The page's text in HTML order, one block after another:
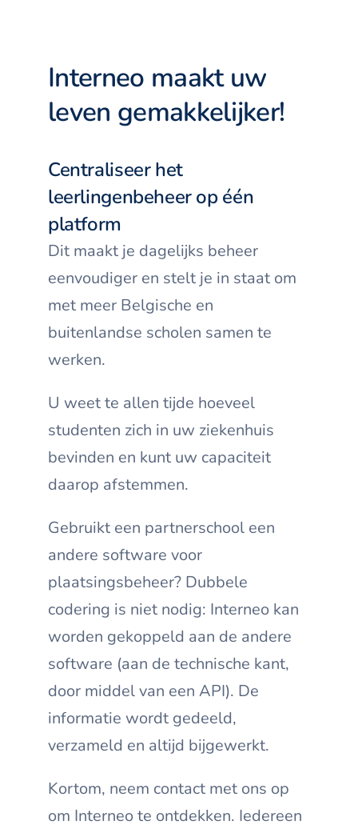
Interneo maakt uw
leven gemakkelijker!
Centraliseer het
leerlingenbeheer op één
platform
Dit maakt je dagelijks beheer
eenvoudiger en stelt je in staat om
met meer Belgische en
buitenlandse scholen samen te
werken.
U weet te allen tijde hoeveel
studenten zich in uw ziekenhuis
bevinden en kunt uw capaciteit
daarop afstemmen.
Gebruikt een partnerschool een
andere software voor
plaatsingsbeheer? Dubbele
codering is niet nodig: Interneo kan
worden gekoppeld aan de andere
software (aan de technische kant,
door middel van een API). De
informatie wordt gedeeld,
verzameld en altijd bijgewerkt.
Kortom, neem contact met ons op
om Interneo te ontdekken. Iedereen